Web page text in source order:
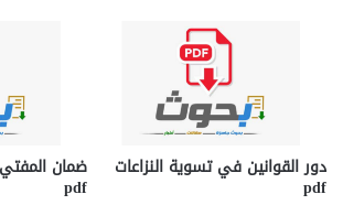
دور القوانين في تسوية النزاعات
pdf
ضمان
pdf